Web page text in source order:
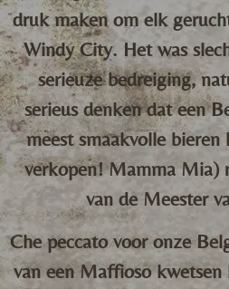
druk maken om elk
Windy City. Het was
serieuze bedreiging,
serieus denken dat een
meest smaakvolle bieren
verkopen! Mamma Mia)
van de Meester
Che peccato voor onze
van een Maffioso kwetsen